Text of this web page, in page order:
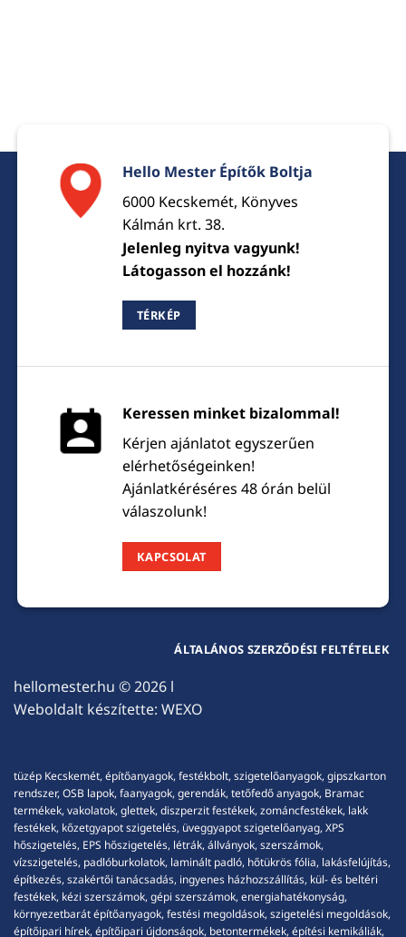
Hello Mester Építők Boltja
6000 Kecskemét, Könyves
Kálmán krt. 38.
Jelenleg nyitva vagyunk!
Látogasson el hozzánk!
TÉRKÉP
Keressen minket bizalommal!
Kérjen ajánlatot egyszerűen
elérhetőségeinken!
Ajánlatkéréséres 48 órán belül
válaszolunk!
KAPCSOLAT
hellomester.hu © 2026 l
Weboldalt készítette: WEXO
ÁLTALÁNOS SZERZŐDÉSI FELTÉTELEK
tüzép Kecskemét, építőanyagok, festékbolt, szigetelőanyagok, gipszkarton
rendszer, OSB lapok, faanyagok, gerendák, tetőfedő anyagok, Bramac
termékek, vakolatok, glettek, diszperzit festékek, zománcfestékek, lakk
festékek, kőzetgyapot szigetelés, üveggyapot szigetelőanyag, XPS
hőszigetelés, EPS hőszigetelés, létrák, állványok, szerszámok,
vízszigetelés, padlóburkolatok, laminált padló, hőtükrös fólia, lakásfelújítás,
építkezés, szakértői tanácsadás, ingyenes házhozszállítás, kül- és beltéri
festékek, kézi szerszámok, gépi szerszámok, energiahatékonyság,
környezetbarát építőanyagok, festési megoldások, szigetelési megoldások,
építőipari hírek, építőipari újdonságok, betontermékek, építési kemikáliák,